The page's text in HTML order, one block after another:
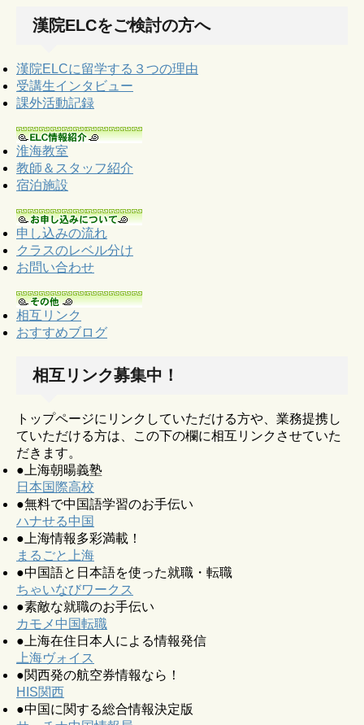
漢院ELCをご検討の方へ
漢院ELCに留学する３つの理由
受講生インタビュー
課外活動記録
淮海教室
教師＆スタッフ紹介
宿泊施設
申し込みの流れ
クラスのレベル分け
お問い合わせ
相互リンク
おすすめブログ
相互リンク募集中！
トップページにリンクしていただける方や、業務提携し
ていただける方は、この下の欄に相互リンクさせていた
だきます。
●上海朝暘義塾
日本国際高校
●無料で中国語学習のお手伝い
ハナせる中国
●上海情報多彩満載！
まるごと上海
●中国語と日本語を使った就職・転職
ちゃいなびワークス
●素敵な就職のお手伝い
カモメ中国転職
●上海在住日本人による情報発信
上海ヴォイス
●関西発の航空券情報なら！
HIS関西
●中国に関する総合情報決定版